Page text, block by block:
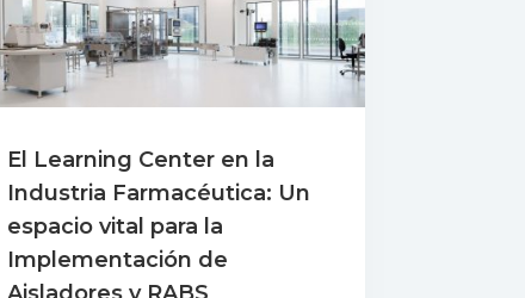
El Learning Center en la
Industria Farmacéutica: Un
espacio vital para la
Implementación de